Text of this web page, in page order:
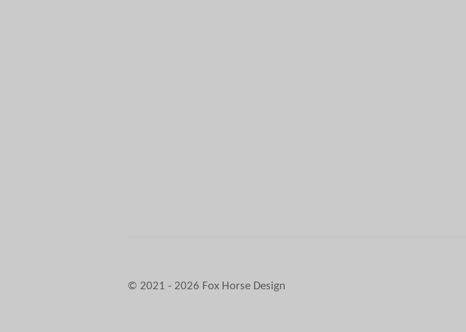
© 2021 - 2026 Fox Horse Design